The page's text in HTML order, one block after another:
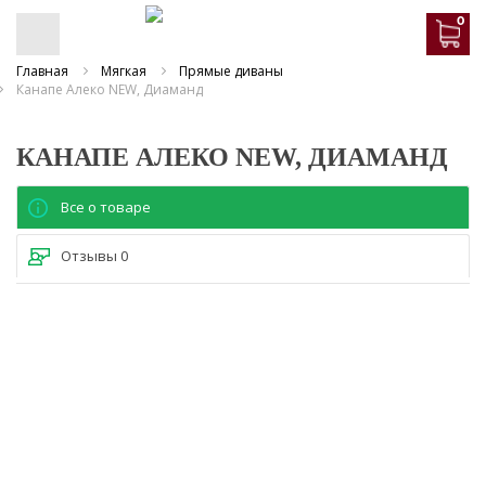
0
Главная Мягкая
Прямые диваны
Канапе Алеко NEW, Диаманд
КАНАПЕ АЛЕКО NEW, ДИАМАНД
Все о товаре
Отзывы 0